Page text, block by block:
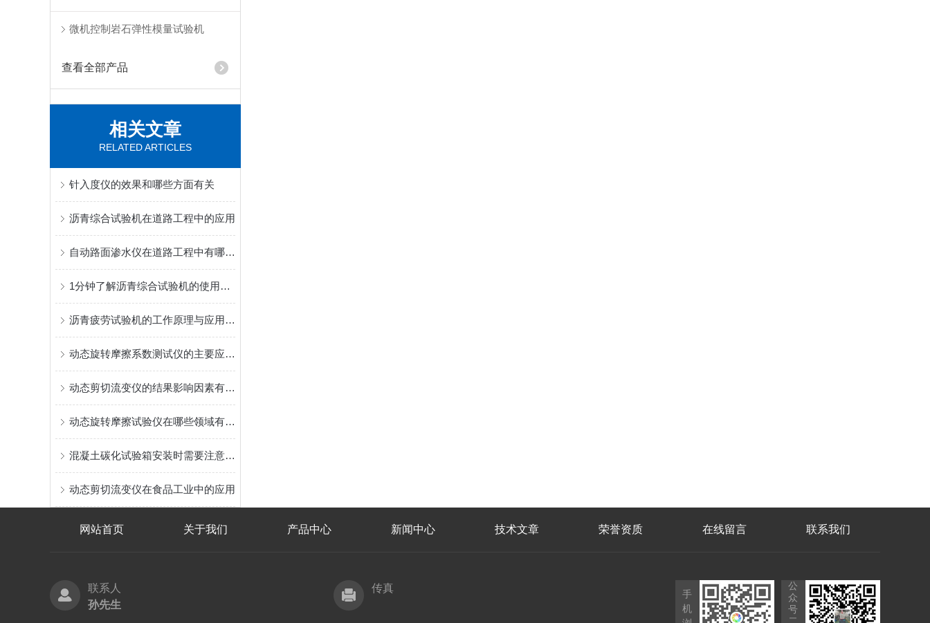
微机控制岩石弹性模量试验机
查看全部产品
相关文章
RELATED ARTICLES
针入度仪的效果和哪些方面有关
沥青综合试验机在道路工程中的应用
自动路面渗水仪在道路工程中有哪些应用？
1分钟了解沥青综合试验机的使用方法
沥青疲劳试验机的工作原理与应用分析
动态旋转摩擦系数测试仪的主要应用领域有哪些？
动态剪切流变仪的结果影响因素有几点
动态旋转摩擦试验仪在哪些领域有应用？
混凝土碳化试验箱安装时需要注意哪些细节
动态剪切流变仪在食品工业中的应用
网站首页 关于我们 产品中心 新闻中心 技术文章 荣誉资质 在线留言 联系我们
联系人
孙先生
传真
手
机
公
众
号